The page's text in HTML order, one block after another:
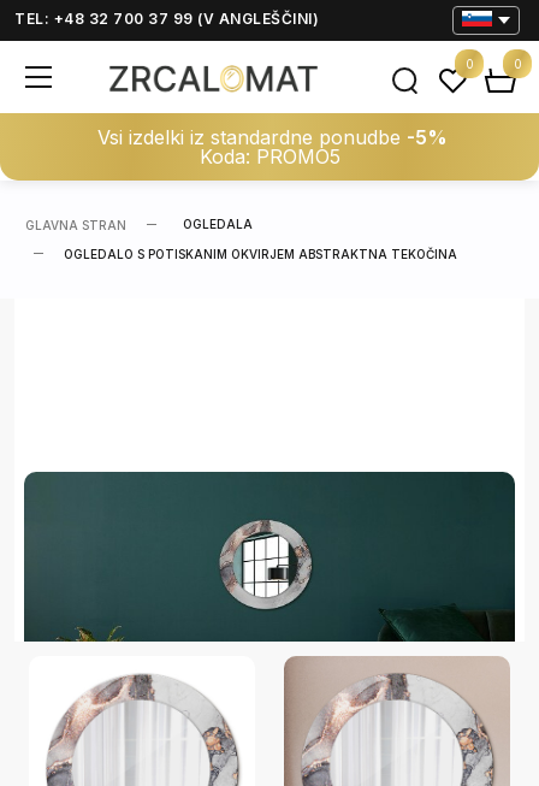
TEL: +48 32 700 37 99 (V ANGLEŠČINI)
Vsi izdelki iz standardne ponudbe -5%
Koda: PROMO5
0 0
GLAVNA STRAN OGLEDALA
OGLEDALO S POTISKANIM OKVIRJEM ABSTRAKTNA TEKOČINA